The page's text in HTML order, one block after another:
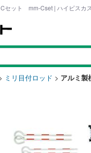
ット mm-Cset | ハイビスカ
ミリ目付ロッド > アルミ